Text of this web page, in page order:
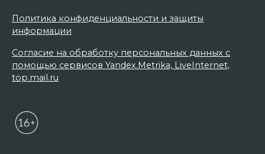
Политика конфиденциальности и защиты
информации
Согласие на обработку персональных данных с
помощью сервисов Yandex.Metrika, LiveInternet,
top.mail.ru